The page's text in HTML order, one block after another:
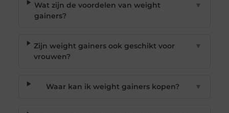
Wat zijn de voordelen van weight
gainers?
▼
Zijn weight gainers ook geschikt voor
vrouwen?
▼
Waar kan ik weight gainers kopen? ▼